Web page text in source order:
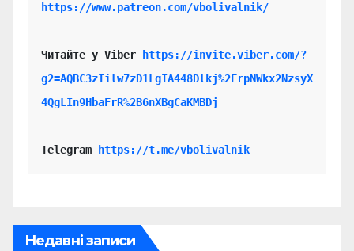
https://www.patreon.com/vbolivalnik/
Читайте у Viber
https://invite.viber.com/?
g2=AQBC3zIilw7zD1LgIA448Dlkj%2FrpNWkx2NzsyX
4QgLIn9HbaFrR%2B6nXBgCaKMBDj
Telegram https://t.me/vbolivalnik
Недавні записи